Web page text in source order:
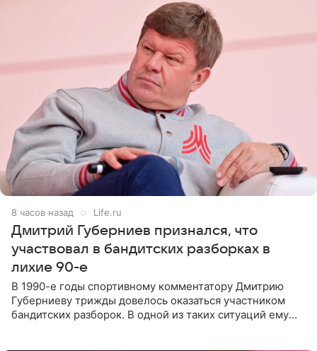
8 часов назад Life.ru
Дмитрий Губерниев признался, что
участвовал в бандитских разборках в
лихие 90-е
В 1990-е годы спортивному комментатору Дмитрию
Губерниеву трижды довелось оказаться участником
бандитских разборок. В одной из таких ситуаций ему